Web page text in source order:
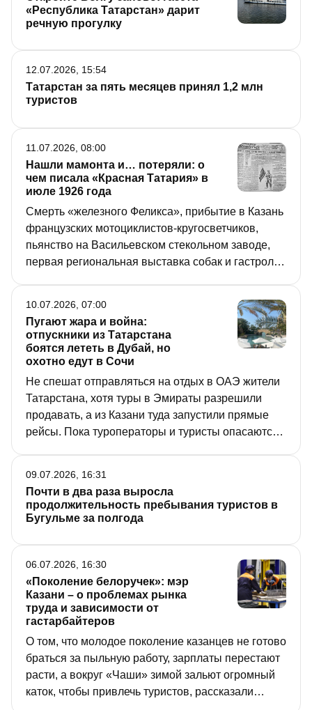
городские власти навести порядок на главной
пешеходной улице города.
«Республика Татарстан» дарит
речную прогулку
Татарстан за пять месяцев принял 1,2 млн
туристов
12.07.2026, 15:54
Нашли мамонта и… потеряли: о
чем писала «Красная Татария» в
июле 1926 года
Смерть «железного Феликса», прибытие в Казань
французских мотоциклистов-кругосветчиков,
пьянство на Васильевском стекольном заводе,
первая региональная выставка собак и гастроли
100 лет назад. Мы продолжаем серию
исторических публикаций на основе архива
нашей газеты.
11.07.2026, 08:00
Пугают жара и война:
отпускники из Татарстана
боятся лететь в Дубай, но
охотно едут в Сочи
Не спешат отправляться на отдых в ОАЭ жители
Татарстана, хотя туры в Эмираты разрешили
продавать, а из Казани туда запустили прямые
рейсы. Пока туроператоры и туристы опасаются
Турции, а через неделю самолеты из Казани
полетят прямиком в Абхазию. О том, где
отдыхают татарстанцы этим летом, – в материале
10.07.2026, 07:00
Почти в два раза выросла
продолжительность пребывания туристов в
Бугульме за полгода
09.07.2026, 16:31
«Поколение белоручек»: мэр
Казани – о проблемах рынка
труда и зависимости от
гастарбайтеров
О том, что молодое поколение казанцев не готово
браться за пыльную работу, зарплаты перестают
расти, а вокруг «Чаши» зимой зальют огромный
каток, чтобы привлечь туристов, рассказали
06.07.2026, 16:30